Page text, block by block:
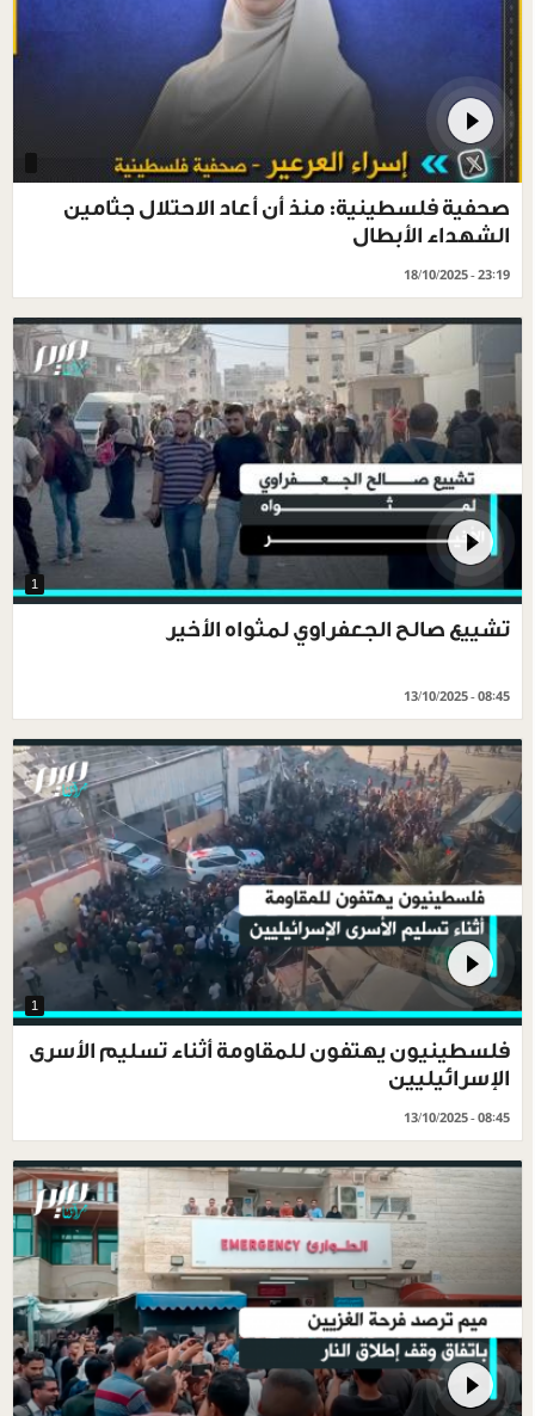
صحفية فلسطينية: منذ أن أعاد الاحتلال جثامين
الشهداء الأبطال
18/10/2025 - 23:19
1
تشييع صالح الجعفراوي لمثواه الأخير
13/10/2025 - 08:45
1
فلسطينيون يهتفون للمقاومة أثناء تسليم الأسرى
الإسرائيليين
13/10/2025 - 08:45